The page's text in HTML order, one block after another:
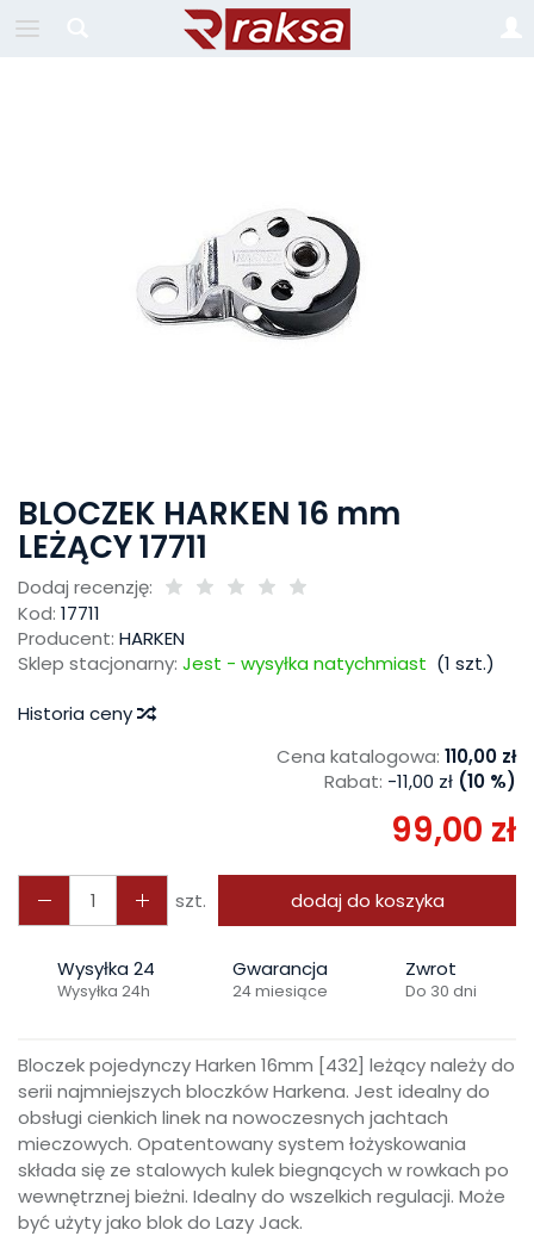
BLOCZEK HARKEN 16 mm
LEŻĄCY 17711
Dodaj recenzję:
Kod: 17711
Producent: HARKEN
Sklep stacjonarny: Jest - wysyłka natychmiast (1 szt.)
Historia ceny
Cena katalogowa: 110,00 zł
Rabat: -11,00 zł (10 %)
99,00 zł
szt. dodaj do koszyka
Wysyłka 24
Wysyłka 24h
Gwarancja
24 miesiące
Zwrot
Do 30 dni
Bloczek pojedynczy Harken 16mm [432] leżący należy do
serii najmniejszych bloczków Harkena. Jest idealny do
obsługi cienkich linek na nowoczesnych jachtach
mieczowych. Opatentowany system łożyskowania
składa się ze stalowych kulek biegnących w rowkach po
wewnętrznej bieżni. Idealny do wszelkich regulacji. Może
być użyty jako blok do Lazy Jack.